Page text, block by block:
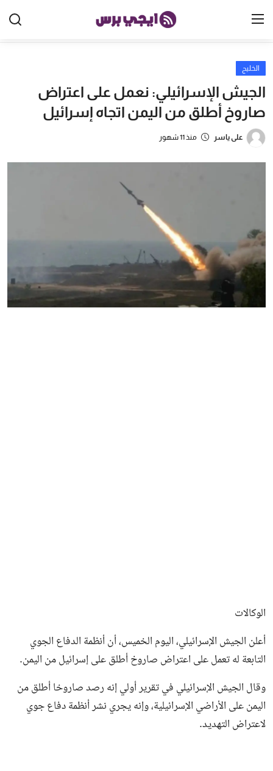
الرئيسية
الخليج
تكنولوجيا
منوعات
فن وثقافة
الخليج
الجيش الإسرائيلي: نعمل على اعتراض
صاروخ أطلق من اليمن اتجاه إسرائيل
على ياسر منذ 11 شهور
الوكالات
أعلن الجيش الإسرائيلي، اليوم الخميس، أن أنظمة الدفاع الجوي
التابعة له تعمل على اعتراض صاروخ أطلق على إسرائيل من اليمن.
وقال الجيش الإسرائيلي في تقرير أولي إنه رصد صاروخا أطلق من
اليمن على الأراضي الإسرائيلية، وإنه يجري نشر أنظمة دفاع جوي
لاعتراض التهديد.